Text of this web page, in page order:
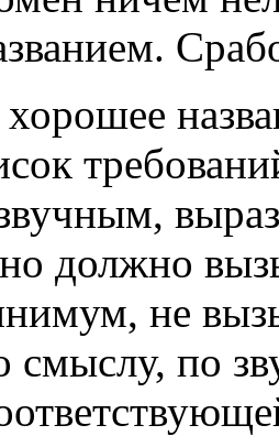
должно
не
смыслу, по